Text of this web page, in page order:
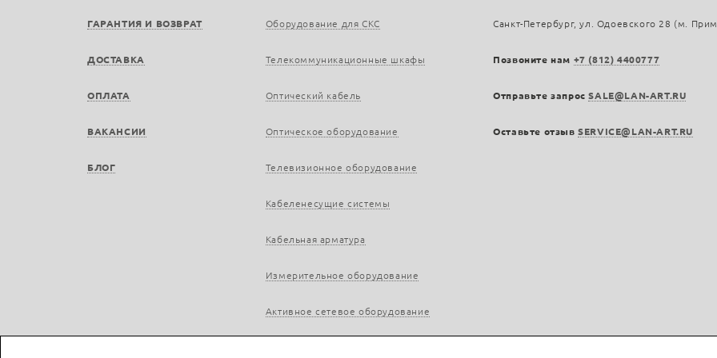
ГАРАНТИЯ И ВОЗВРАТ
ДОСТАВКА
ОПЛАТА
ВАКАНСИИ
БЛОГ
Оборудование для СКС
Телекоммуникационные шкафы
Оптический кабель
Оптическое оборудование
Телевизионное оборудование
Кабеленесущие системы
Кабельная арматура
Измерительное оборудование
Активное сетевое оборудование
Санкт-Петербург, ул. Одоевского 28 (м.
Позвоните нам +7 (812) 4400777
Отправьте запросSALE@LAN-ART.RU
Оставьте отзывSERVICE@LAN-ART.RU